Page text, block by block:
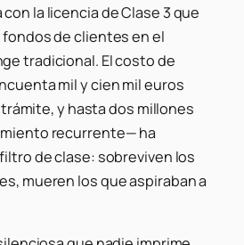
la licencia de Clase 3 que
de clientes en el
tradicional. El costo de
mil y cien mil euros
y hasta dos millones
recurrente— ha
de clase: sobreviven los
mueren los que aspiraban a